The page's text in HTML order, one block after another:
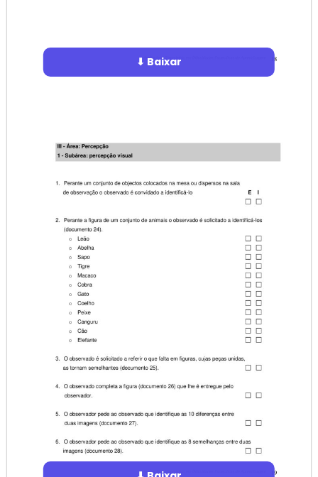
⬇ Baixar